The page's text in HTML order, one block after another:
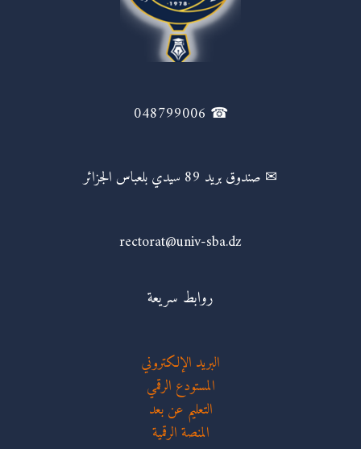
☎ 048799006
✉ صندوق بريد 89 سيدي بلعباس الجزائر
rectorat@univ-sba.dz
روابط سريعة
البريد الإلكتروني
المستودع الرقمي
التعليم عن بعد
المنصة الرقمية